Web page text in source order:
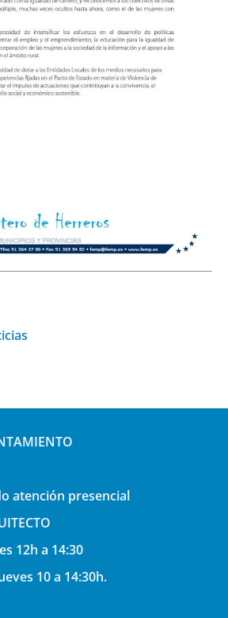
atención presencial
12h a 14:30
10 a 14:30h.